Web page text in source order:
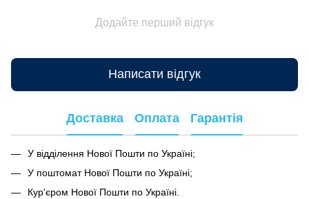
Додайте перший відгук
Написати відгук
Доставка Оплата Гарантія
У відділення Нової Пошти по Україні;
У поштомат Нової Пошти по Україні;
Кур'єром Нової Пошти по Україні.